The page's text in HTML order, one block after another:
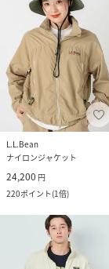
L.L.Bean
ナイロンジャケット
24,200 円
220ポイント(1倍)